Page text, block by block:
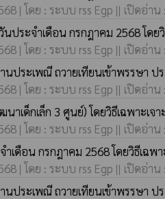
| โดย : ระบบ rss Egp || เปิดอ่าน
ประจำเดือน กรกฎาคม 2568 โดย
| โดย : ระบบ rss Egp || เปิดอ่าน
นประเพณี ถวายเทียนเข้าพรรษา ป
| โดย : ระบบ rss Egp || เปิดอ่าน
เด็กเล็ก 3 ศูนย์) โดยวิธีเฉพาะเจ
| โดย : ระบบ rss Egp || เปิดอ่าน
เดือน กรกฎาคม 2568 โดยวิธีเฉพา
| โดย : ระบบ rss Egp || เปิดอ่าน
นประเพณี ถวายเทียนเข้าพรรษา ป